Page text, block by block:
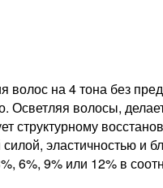
на 4 тона без
Осветляя волосы,
структурному
эластичностью и
6%, 9% или 12% в